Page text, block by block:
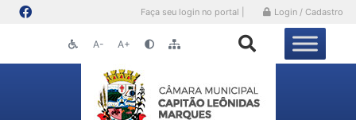
Faça seu login no portal | Login / Cadastro
A- A+